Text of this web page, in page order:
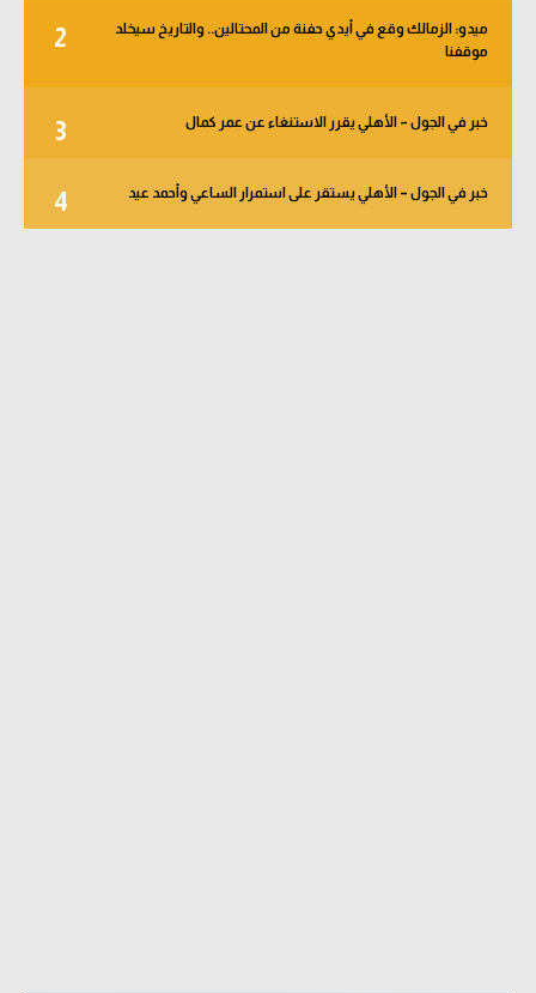
2
ميدو: الزمالك وقع في أيدي حفنة من المحتالين.. والتاريخ سيخلد
موقفنا
3 خبر في الجول – الأهلي يقرر الاستنغاء عن عمر كمال
4 خبر في الجول – الأهلي يستقر على استمرار الساعي وأحمد عيد